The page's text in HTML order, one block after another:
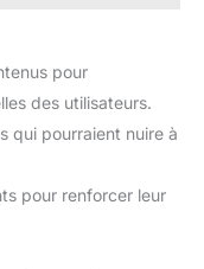
pour
des utilisateurs.
qui pourraient nuire à
pour renforcer leur